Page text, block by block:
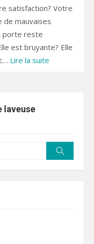
satisfaction? Votre
de mauvaises
porte reste
est bruyante? Elle
Lire la suite
laveuse